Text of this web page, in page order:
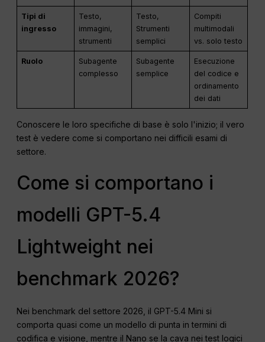
Tipi di
ingresso
Testo,
immagini,
strumenti
Testo,
Strumenti
semplici
Compiti
multimodali
vs. solo testo
Ruolo
Subagente
complesso
Subagente
semplice
Esecuzione
del codice e
ordinamento
dei dati
Conoscere le loro specifiche di base è solo l'inizio; il vero
test è vedere come si comportano nei difficili esami di
settore.
Come si comportano i
modelli GPT-5.4
Lightweight nei
benchmark 2026?
Nei benchmark del settore 2026, il GPT-5.4 Mini si
comporta quasi come un modello di punta in termini di
codifica e visione, mentre il Nano se la cava nei test logici